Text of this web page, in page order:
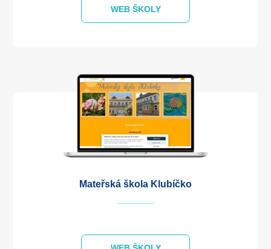
WEB ŠKOLY
Mateřská škola Klubíčko